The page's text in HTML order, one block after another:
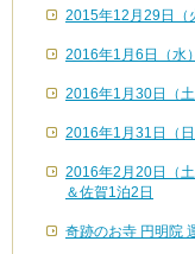
2015年12月29日
2016年1月6日（水
2016年1月30日（
2016年1月31日（
2016年2月20日（
＆佐賀1泊2日
奇跡のお寺 円明院